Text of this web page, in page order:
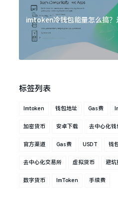
imtoken冷钱包能量怎么搞？
标签列表
Imtoken 钱包地址 Gas费
加密货币 安卓下载 去中心化钱
官方渠道 Gas费 USDT 钱
去中心化交易所 虚拟货币 避坑
数字货币 ImToken 手续费